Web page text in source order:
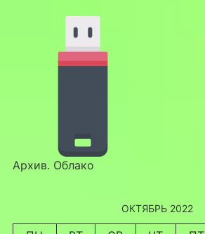
Архив. Облако
ОКТЯБРЬ 2022